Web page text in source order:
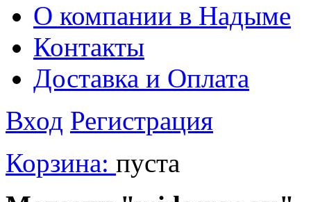
О компании в Надыме
Контакты
Доставка и Оплата
Вход Регистрация
Корзина: пуста